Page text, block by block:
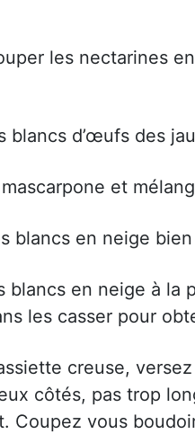
les nectarines
blancs d’œufs des
et
blancs en neige
blancs en neige à la
les casser pour
creuse,
côtés, pas trop
Coupez vous